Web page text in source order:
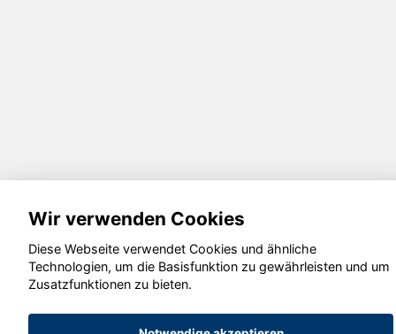
Wir verwenden Cookies
Diese Webseite verwendet Cookies und ähnliche
Technologien, um die Basisfunktion zu gewährleisten und um
Zusatzfunktionen zu bieten.